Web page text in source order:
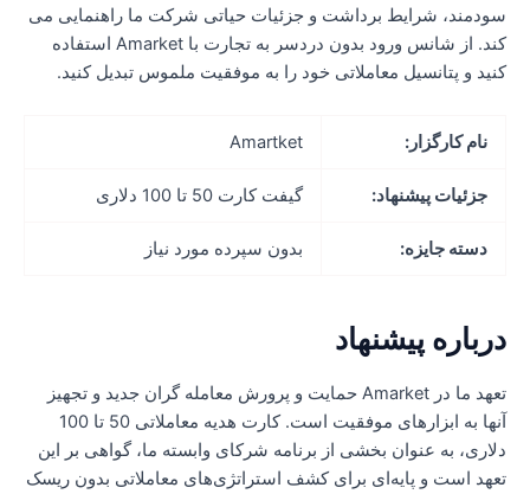
شرایط برداشت و جزئیات حیاتی شرکت ما راهنمایی می
کند. از شانس ورود بدون دردسر به تجارت با Amarket استفاده
و پتانسیل معاملاتی خود را به موفقیت ملموس تبدیل کنید.
نام کارگزار: Amartket
جزئیات پیشنهاد: گیفت کارت 50 تا 100 دلاری
دسته جایزه: بدون سپرده مورد نیاز
پیشنهاد
تعهد ما در Amarket حمایت و پرورش معامله گران جدید و تجهیز
آنها به ابزارهای موفقیت است. کارت هدیه معاملاتی 50 تا 100
به عنوان بخشی از برنامه شرکای وابسته ما، گواهی بر این
است و پایه‌ای برای کشف استراتژی‌های معاملاتی بدون ریسک